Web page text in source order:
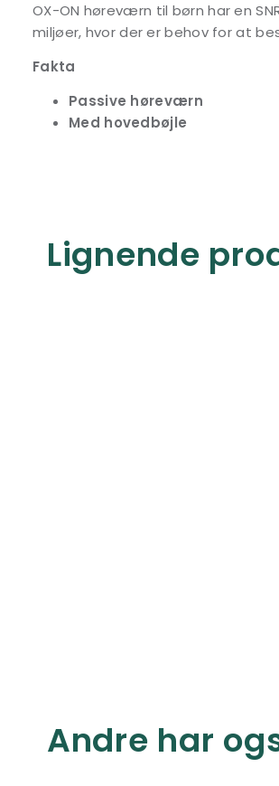
OX-ON høreværn til børn har en
miljøer, hvor der er behov for at
Fakta
Passive høreværn
Med hovedbøjle
Lignende
Andre har